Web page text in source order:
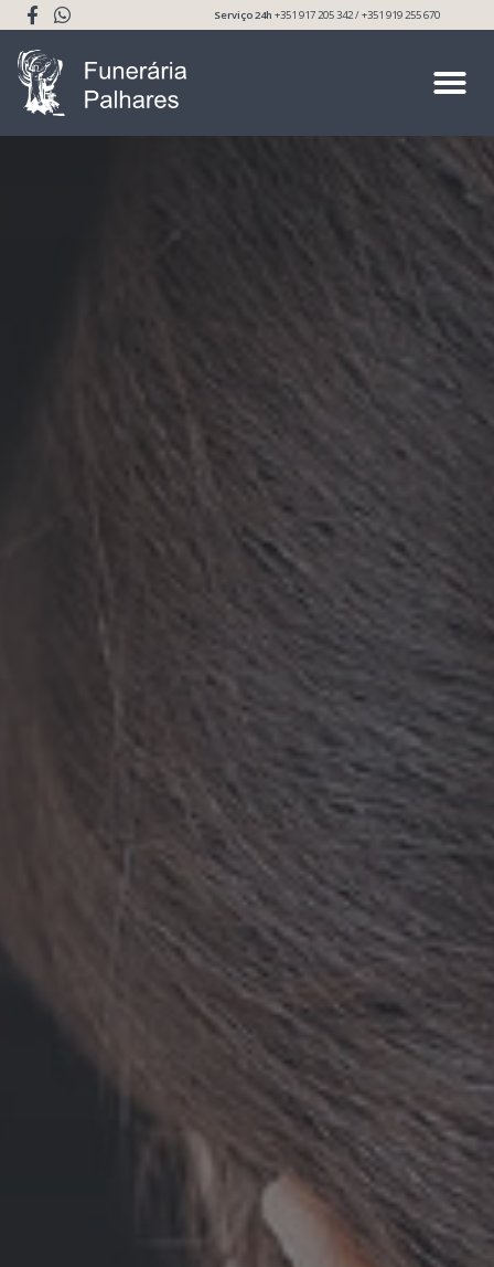
Serviço 24h+351 917 205 342 / +351 919 255 670